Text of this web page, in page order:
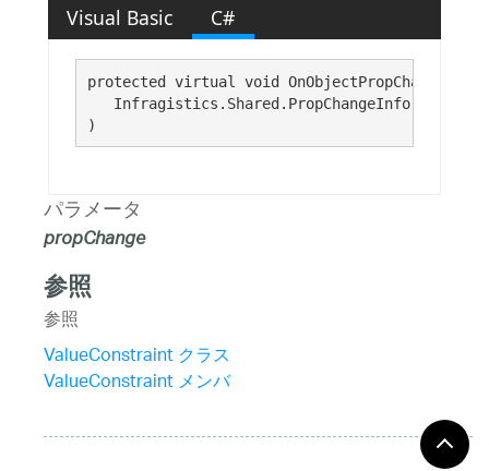
Visual Basic C#
protected virtual void OnObjectPropChanged(
Infragistics.Shared.PropChangeInfo
)
パラメータ
propChange
参照
参照
ValueConstraint クラス
ValueConstraint メンバ